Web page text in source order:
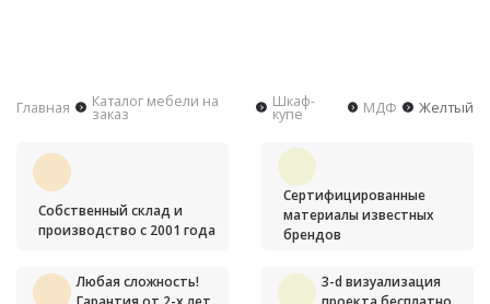
Главная Каталог мебели на
заказ
Шкаф-
купе МДФ Желтый
Собственный склад и
производство с 2001 года
Сертифицированные
материалы известных
брендов
Любая сложность!
3-d визуализация